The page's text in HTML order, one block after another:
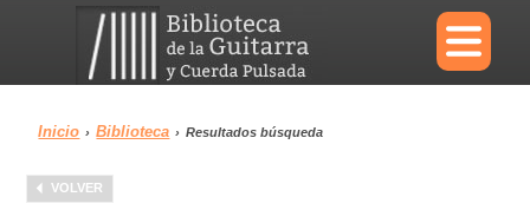
×
Menu
Inicio › Biblioteca › Resultados búsqueda
VOLVER